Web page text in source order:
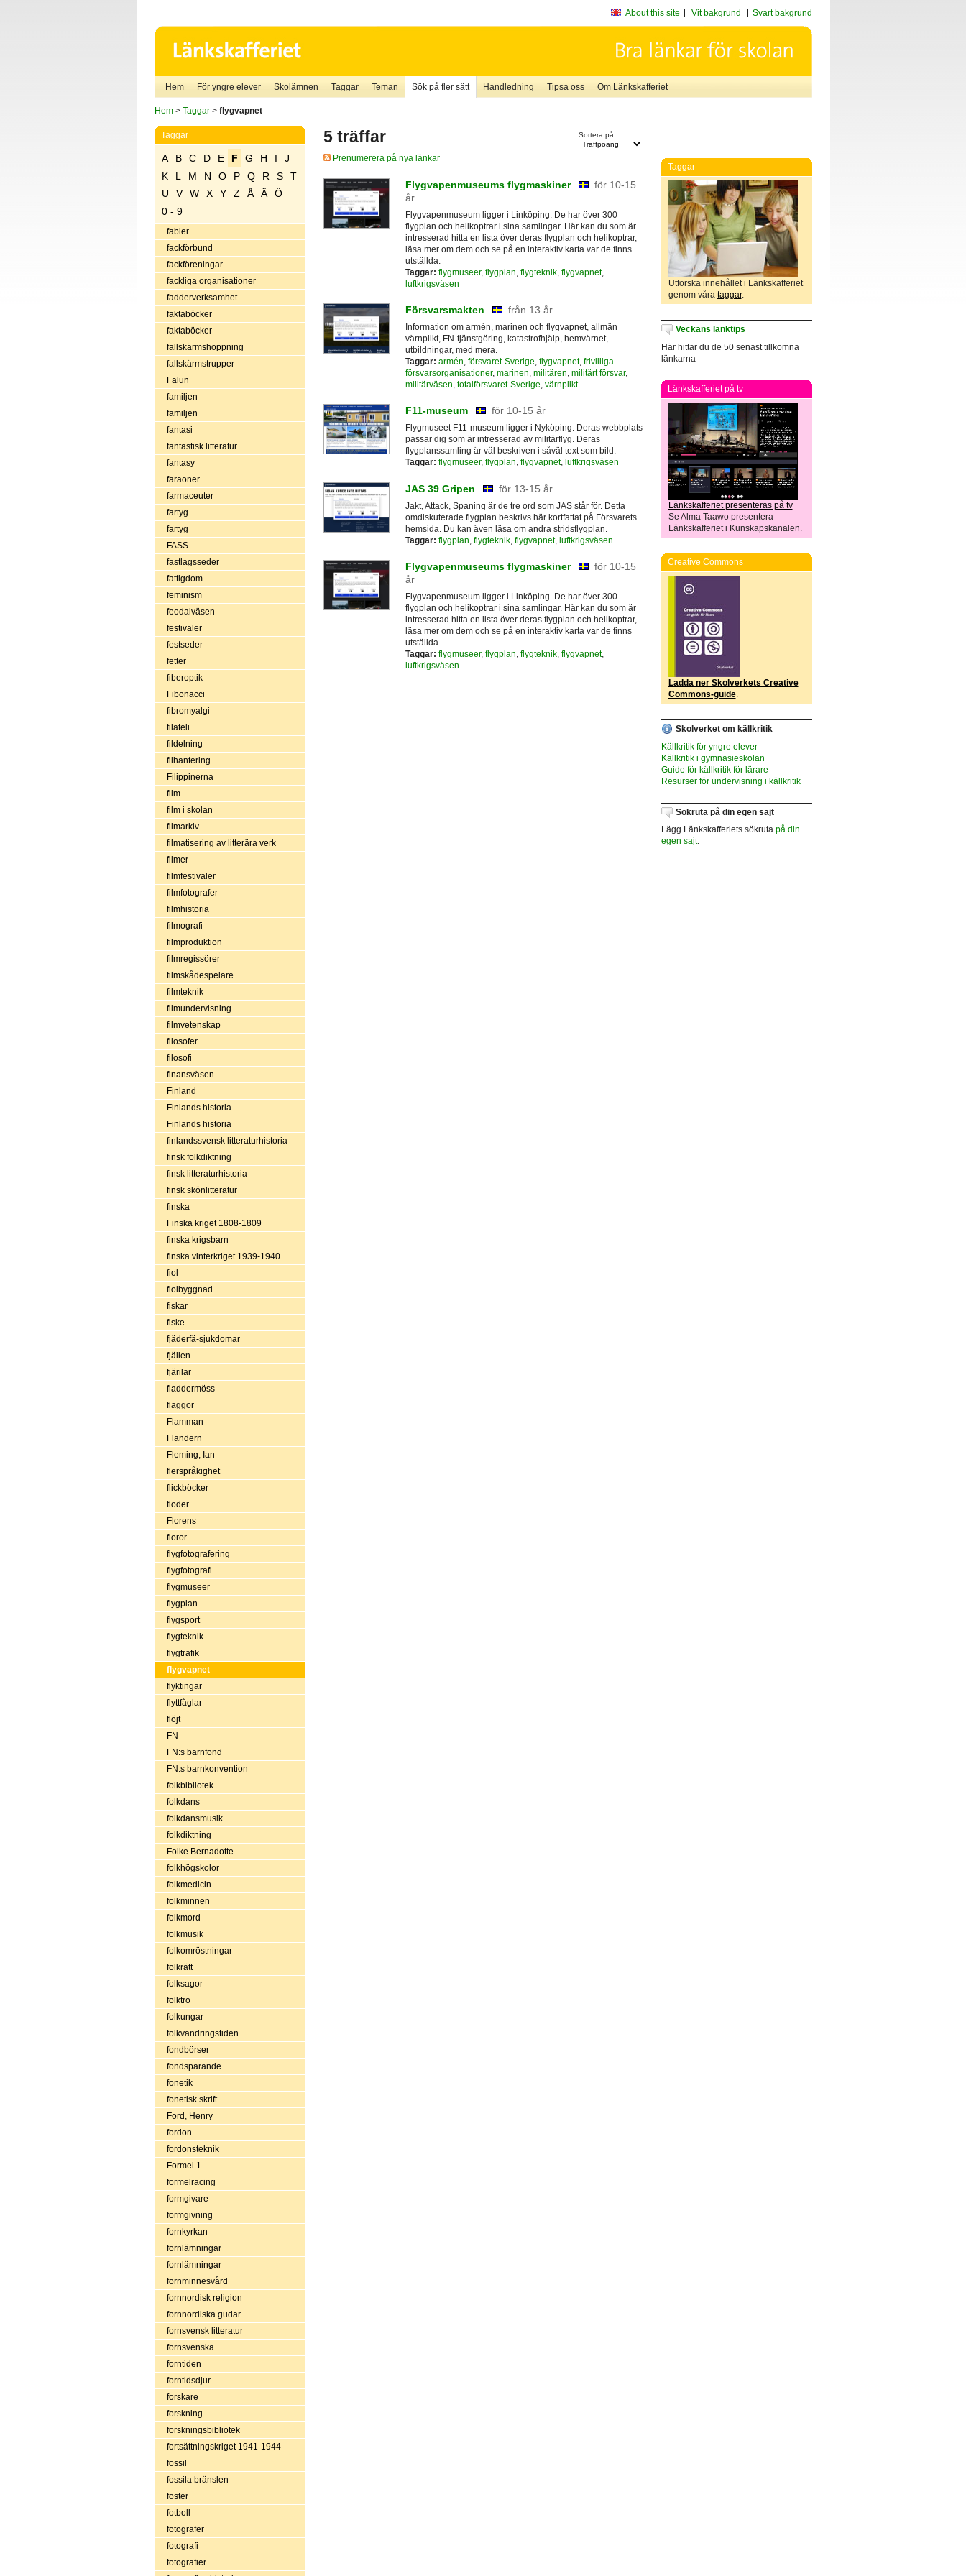
About this site Vit bakgrund Svart bakgrund
Hem För yngre elever Skolämnen Taggar Teman Sök på fler sätt Handledning Tipsa oss Om Länkskafferiet
Hem> Taggar> flygvapnet
Taggar
A B C D E F G H I
J
K
L M N O P Q R S
T
U
V W X Y Z Å Ä
Ö
0 - 9
fabler
fackförbund
fackföreningar
fackliga organisationer
fadderverksamhet
faktaböcker
faktaböcker
fallskärmshoppning
fallskärmstrupper
Falun
familjen
familjen
fantasi
fantastisk litteratur
fantasy
faraoner
farmaceuter
fartyg
fartyg
FASS
fastlagsseder
fattigdom
feminism
feodalväsen
festivaler
festseder
fetter
fiberoptik
Fibonacci
fibromyalgi
filateli
fildelning
filhantering
Filippinerna
film
film i skolan
filmarkiv
filmatisering av litterära verk
filmer
filmfestivaler
filmfotografer
filmhistoria
filmografi
filmproduktion
filmregissörer
filmskådespelare
filmteknik
filmundervisning
filmvetenskap
filosofer
filosofi
finansväsen
Finland
Finlands historia
Finlands historia
finlandssvensk litteraturhistoria
finsk folkdiktning
finsk litteraturhistoria
finsk skönlitteratur
finska
Finska kriget 1808-1809
finska krigsbarn
finska vinterkriget 1939-1940
fiol
fiolbyggnad
fiskar
fiske
fjäderfä-sjukdomar
fjällen
fjärilar
fladdermöss
flaggor
Flamman
Flandern
Fleming, Ian
flerspråkighet
flickböcker
floder
Florens
floror
flygfotografering
flygfotografi
flygmuseer
flygplan
flygsport
flygteknik
flygtrafik
flygvapnet
flyktingar
flyttfåglar
flöjt
FN
FN:s barnfond
FN:s barnkonvention
folkbibliotek
folkdans
folkdansmusik
folkdiktning
Folke Bernadotte
folkhögskolor
folkmedicin
folkminnen
folkmord
folkmusik
folkomröstningar
folkrätt
folksagor
folktro
folkungar
folkvandringstiden
fondbörser
fondsparande
fonetik
fonetisk skrift
Ford, Henry
fordon
fordonsteknik
Formel 1
formelracing
formgivare
formgivning
fornkyrkan
fornlämningar
fornlämningar
fornminnesvård
fornnordisk religion
fornnordiska gudar
fornsvensk litteratur
fornsvenska
forntiden
forntidsdjur
forskare
forskning
forskningsbibliotek
fortsättningskriget 1941-1944
fossil
fossila bränslen
foster
fotboll
fotografer
fotografi
fotografier
5 träffar Sortera på:
Prenumerera på nya länkar
Flygvapenmuseums flygmaskiner
för 10-15
år
Flygvapenmuseum ligger i Linköping. De har över 300
flygplan och helikoptrar i sina samlingar. Här kan du som är
intresserad hitta en lista över deras flygplan och helikoptrar,
läsa mer om dem och se på en interaktiv karta var de finns
utställda.
Taggar: flygmuseer, flygplan flygteknik, flygvapnet,
luftkrigsväsen
Försvarsmakten från 13 år
Information om armén, marinen och flygvapnet, allmän
värnplikt, FN-tjänstgöring, katastrofhjälp, hemvärnet,
utbildningar, med mera.
Taggar: armén, försvaret-Sverige, flygvapnet, frivilliga
försvarsorganisationer, marinen, militären, militärt försvar,
militärväsen, totalförsvaret-Sverige, värnplikt
F11-museum för 10-15 år
Flygmuseet F11-museum ligger i Nyköping. Deras webbplats
passar dig som är intresserad av militärflyg. Deras
flygplanssamling är väl beskriven i såväl text som bild.
Taggar: flygmuseer, flygplan, flygvapnet, luftkrigsväsen
JAS 39 Gripen för 13-15 år
Jakt, Attack, Spaning är de tre ord som JAS står för. Detta
omdiskuterade flygplan beskrivs här kortfattat på Försvarets
hemsida. Du kan även läsa om andra stridsflygplan.
Taggar: flygplan, flygteknik, flygvapnet, luftkrigsväsen
Flygvapenmuseums flygmaskiner
för 10-15
år
Flygvapenmuseum ligger i Linköping. De har över 300
flygplan och helikoptrar i sina samlingar. Här kan du som är
intresserad hitta en lista över deras flygplan och helikoptrar,
läsa mer om dem och se på en interaktiv karta var de finns
utställda.
Taggar: flygmuseer, flygplan, flygteknik, flygvapnet,
luftkrigsväsen
Taggar
Utforska innehållet i Länkskafferiet
genom våra taggar.
Veckans länktips
Här hittar du de 50 senast tillkomna
länkarna
Länkskafferiet på tv
Länkskafferiet presenteras på tv
Se Alma Taawo presentera
Länkskafferiet i Kunskapskanalen.
Creative Commons
Ladda ner Skolverkets Creative
Commons-guide.
Skolverket om källkritik
Källkritik för yngre elever
Källkritik i gymnasieskolan
Guide för källkritik för lärare
Resurser för undervisning i källkritik
Sökruta på din egen sajt
Lägg Länkskafferiets sökruta på din
egen sajt.